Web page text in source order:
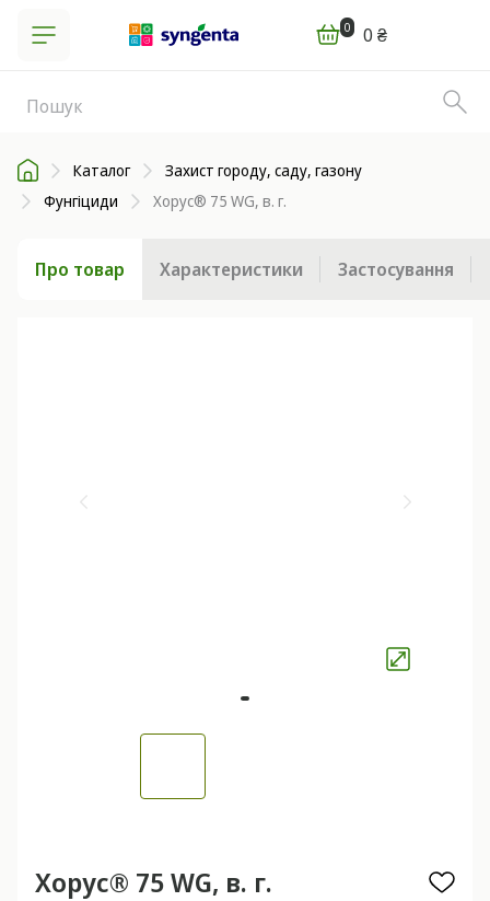
0 0 ₴
Каталог
Захист городу, саду, газону
Фунгіциди
Хорус® 75 WG, в. г.
Про товар Характеристики Застосування
Хорус® 75 WG, в. г.